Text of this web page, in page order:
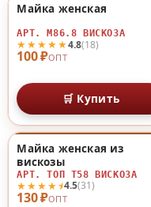
100 ₽ОПТ
★★★★★4.8(18)
Майка женская
АРТ. М86.8 ВИСКОЗА
🛒 Купить
130 ₽ОПТ
★★★★⯨4.5(31)
Майка женская из
вискозы
АРТ. ТОП Т58 ВИСКОЗА